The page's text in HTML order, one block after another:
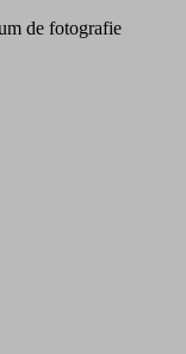
de fotografie